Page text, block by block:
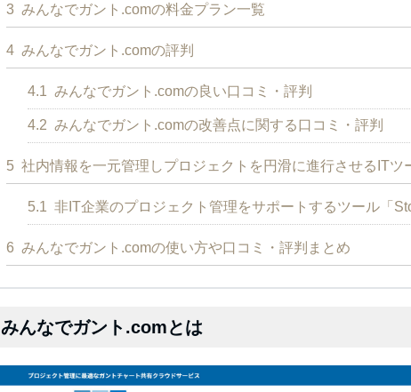
3 みんなでガント.comの料金プラン一覧
4 みんなでガント.comの評判
4.1 みんなでガント.comの良い口コミ・評判
4.2 みんなでガント.comの改善点に関する口コミ・評判
5 社内情報を一元管理しプロジェクトを円滑に進行させるITツ
5.1 非IT企業のプロジェクト管理をサポートするツール「
6 みんなでガント.comの使い方や口コミ・評判まとめ
みんなでガント.comとは